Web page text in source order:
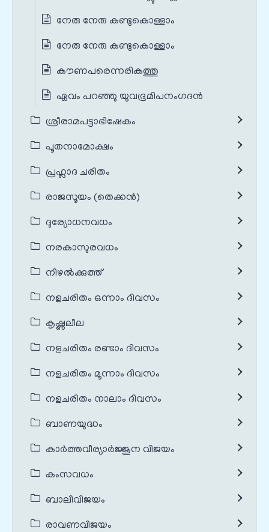
നേരു നേരു കണ്ടുകൊള്ളാം
നേരു നേരു കണ്ടുകൊള്ളാം
കൗണപരെന്നരികത്തു
ഏവം പറഞ്ഞു യുവഭൂമിപനംഗദൻ
ശ്രീരാമപട്ടാഭിഷേകം
പൂതനാമോക്ഷം
പ്രഹ്ലാദ ചരിതം
രാജസൂയം (തെക്കൻ)
ദുര്യോധനവധം
നരകാസുരവധം
നിഴൽക്കുത്ത്
നളചരിതം ഒന്നാം ദിവസം
കൃഷ്ണലീല
നളചരിതം രണ്ടാം ദിവസം
നളചരിതം മൂന്നാം ദിവസം
നളചരിതം നാലാം ദിവസം
ബാണയുദ്ധം
കാർത്തവീര്യാർജ്ജുന വിജയം
കംസവധം
ബാലിവിജയം
രാവണവിജയം